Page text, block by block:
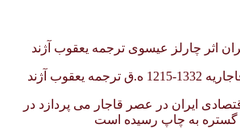
اثر چارلز عیسوی ترجمه یعقوب آژند
یعقوب آژند
ایران در عصر قاجار می پردازد در